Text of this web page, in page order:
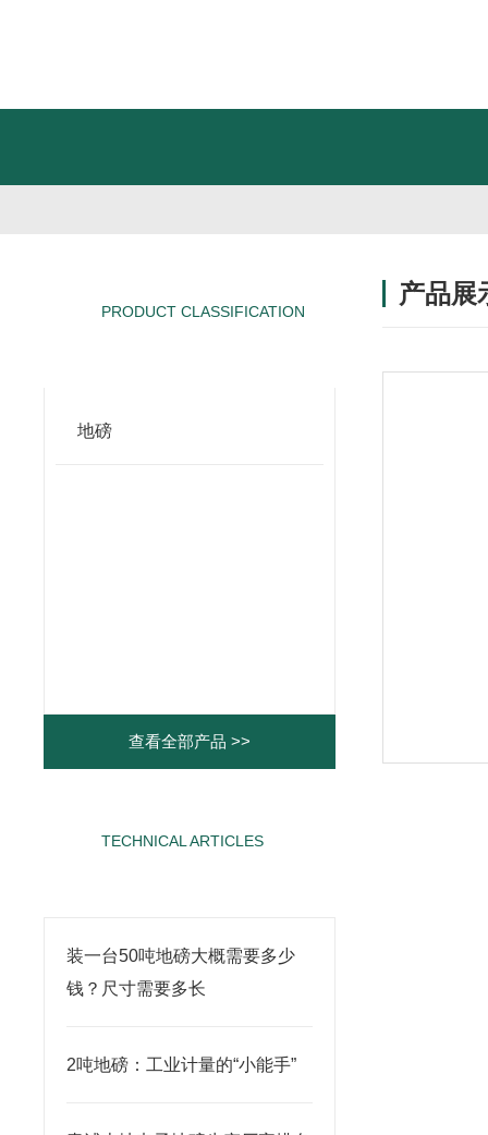
PRODUCT CLASSIFICATION
地磅
查看全部产品 >>
TECHNICAL ARTICLES
装一台50吨地磅大概需要多少
钱？尺寸需要多长
2吨地磅：工业计量的“小能手”
产品展